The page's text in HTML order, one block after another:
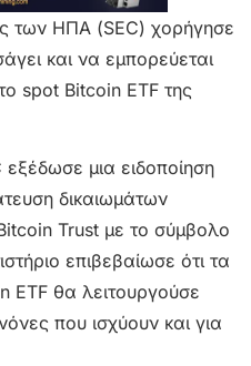
των ΗΠΑ (SEC) χορήγησε
και να εμπορεύεται
spot Bitcoin ETF της
μια ειδοποίηση
δικαιωμάτων
Trust με το σύμβολο
επιβεβαίωσε ότι τα
ETF θα λειτουργούσε
που ισχύουν και για